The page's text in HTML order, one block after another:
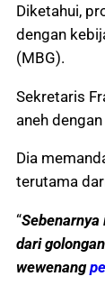
Diketahui,
dengan
(MBG).
Sekretaris
aneh
Dia
terutama
“Sebenarnya
dari
wewenang